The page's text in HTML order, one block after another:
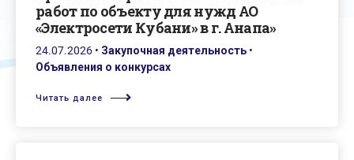
работ по объекту для нужд АО
«Электросети Кубани» в г. Анапа»
24.07.2026 • Закупочная деятельность •
Объявления о конкурсах
Читать далее